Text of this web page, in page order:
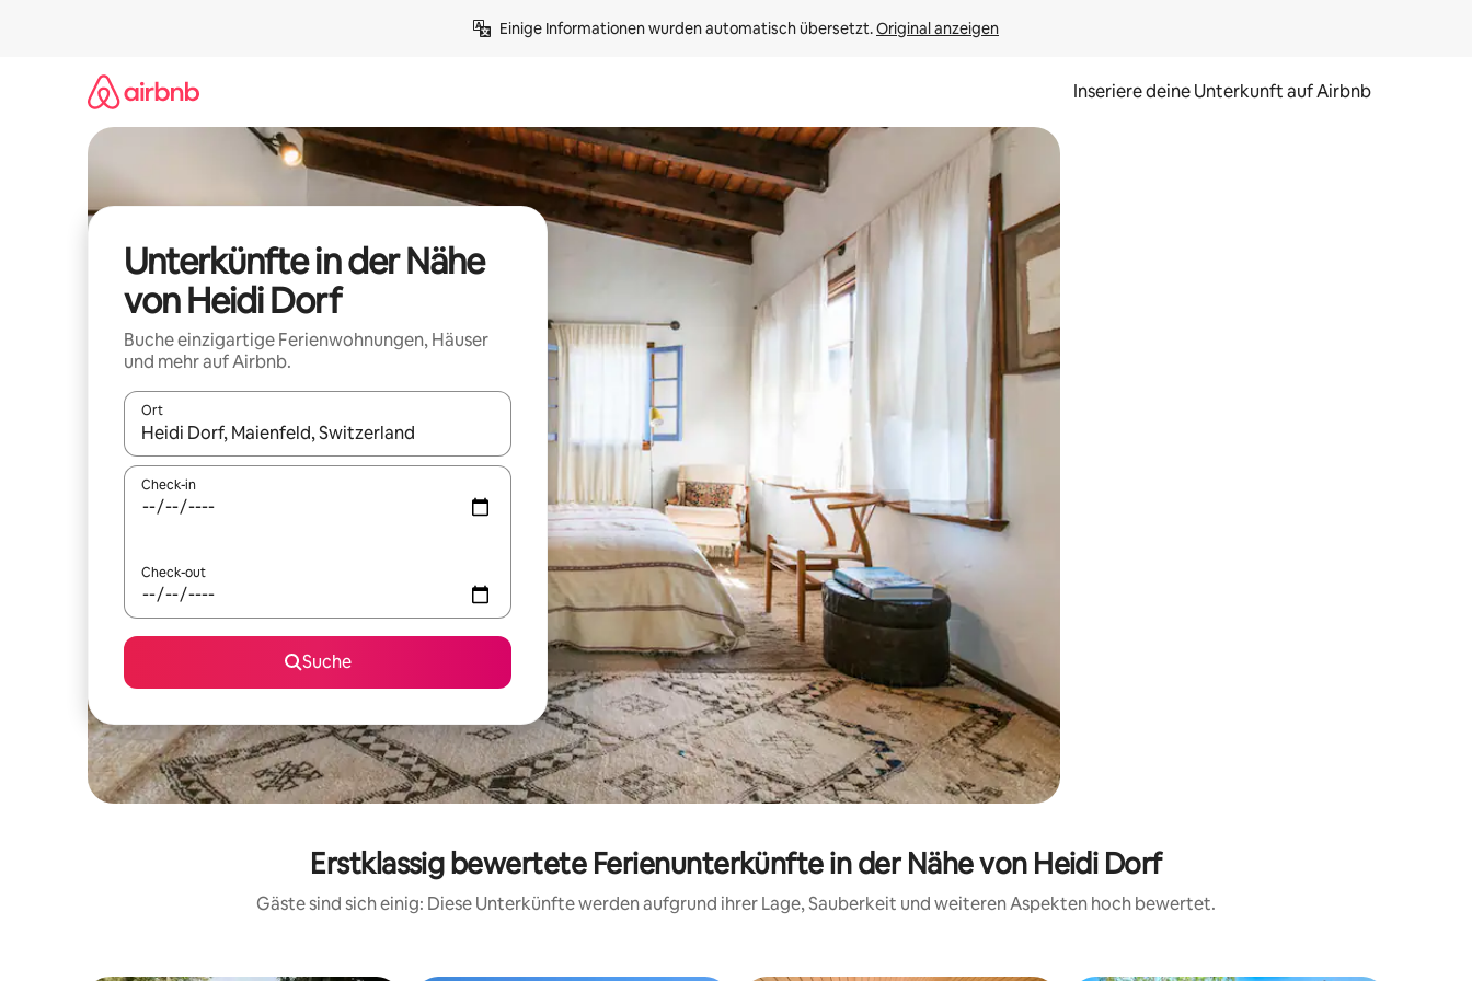
Einige Informationen wurden automatisch übersetzt. Original anzeigen
Inseriere deine Unterkunft auf Airbnb
Unterkünfte in der Nähe
von Heidi Dorf
Buche einzigartige Ferienwohnungen, Häuser
und mehr auf Airbnb.
Ort
Wenn Ergebnisse verfügbar sind, navigiere mit den Pfeiltasten nach oben und unten oder erkunde die Ergebnisse durch Berühren oder Wischgesten.
Check-in
Check-out
Suche
Erstklassig bewertete Ferienunterkünfte in der Nähe von Heidi Dorf
Gäste sind sich einig: Diese Unterkünfte werden aufgrund ihrer Lage, Sauberkeit und weiteren Aspekten hoch bewertet.